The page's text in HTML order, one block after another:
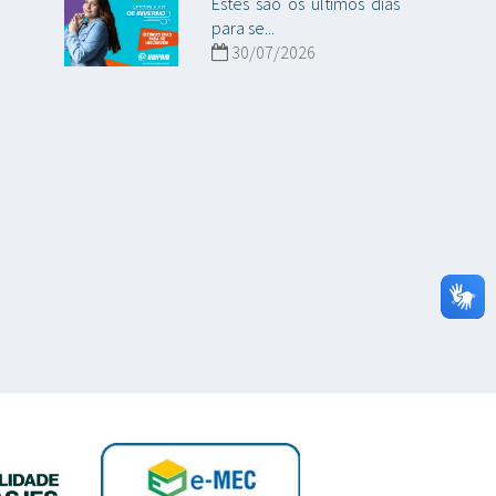
para se...
30/07/2026